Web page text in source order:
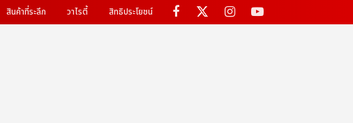
สินค้าที่ระลึก วาไรตี้ สิทธิประโยชน์